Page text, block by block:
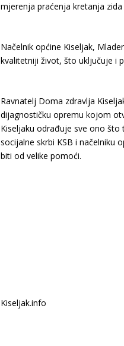
mjerenja praćenja kretanja
Načelnik općine Kiseljak,
kvalitetniji život, što uključuje i
Ravnatelj Doma zdravlja
dijagnostičku opremu kojom
Kiseljaku odrađuje sve ono što
socijalne skrbi KSB i načelniku
biti od velike pomoći.
Kiseljak.info